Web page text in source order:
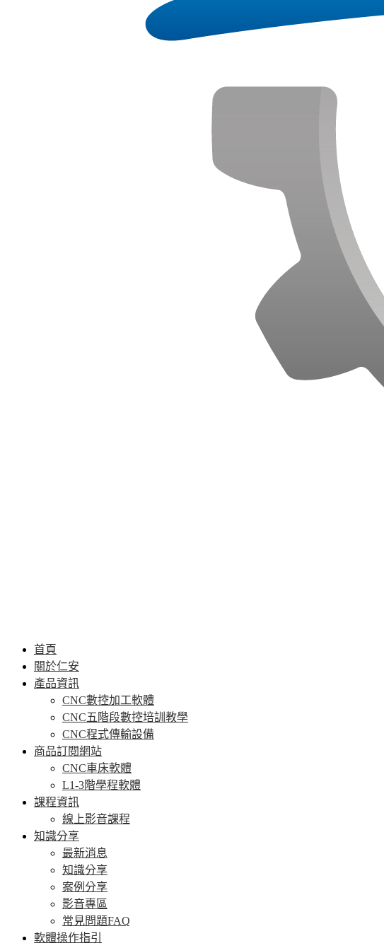
首頁
關於仁安
產品資訊
CNC數控加工軟體
CNC五階段數控培訓教學
CNC程式傳輸設備
商品訂閱網站
CNC車床軟體
L1-3階學程軟體
課程資訊
線上影音課程
知識分享
最新消息
知識分享
案例分享
影音專區
常見問題FAQ
軟體操作指引